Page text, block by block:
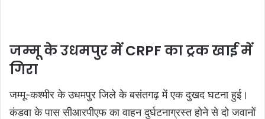
जम्मू के उधमपुर में CRPF का ट्रक खाई में
गिरा
जम्मू-कश्मीर के उधमपुर जिले के बसंतगढ़ में एक दुखद घटना हुई।
कंडवा के पास सीआरपीएफ का वाहन दुर्घटनाग्रस्त होने से दो जवानों